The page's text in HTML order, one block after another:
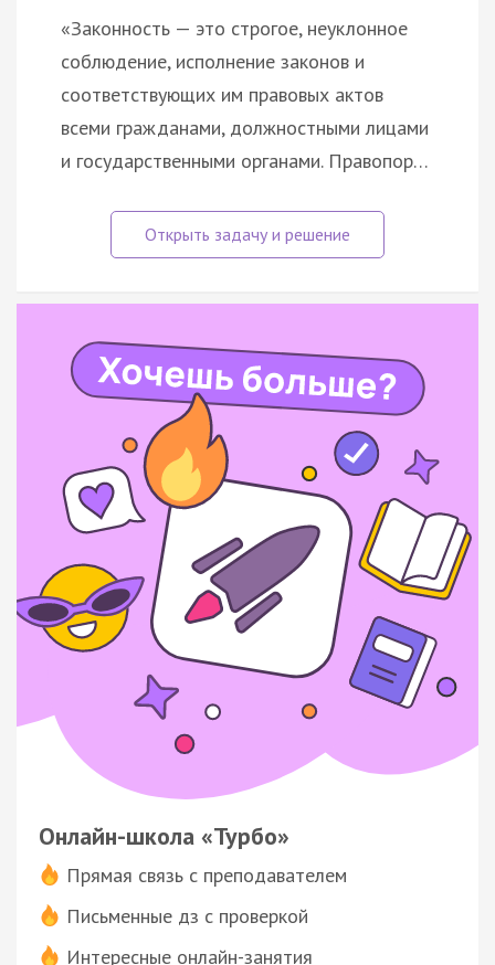
«Законность — это строгое, неуклонное
соблюдение, исполнение законов и
соответствующих им правовых актов
всеми гражданами, должностными лицами
и государственными органами. Правопор…
Онлайн-школа «Турбо»
Прямая связь с преподавателем
Письменные дз с проверкой
Интересные онлайн-занятия